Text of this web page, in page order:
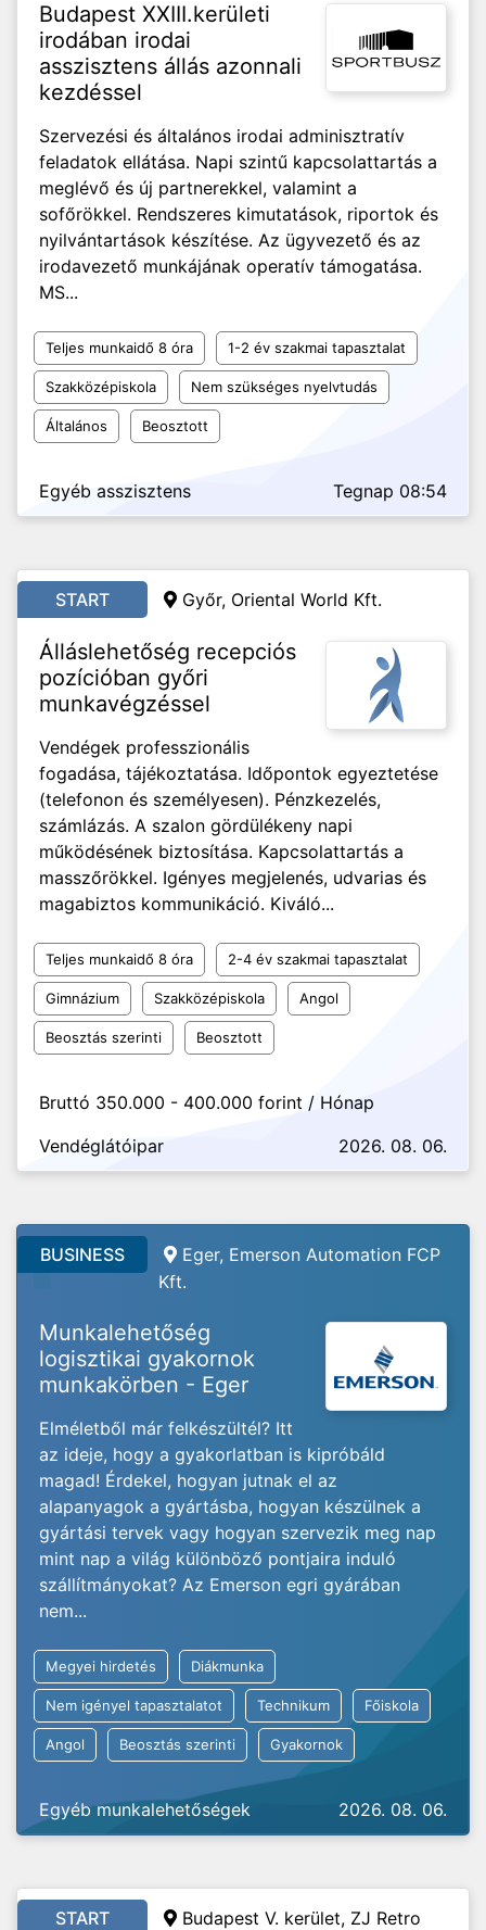
Budapest XXIII.kerületi
irodában irodai
asszisztens állás azonnali
kezdéssel
Szervezési és általános irodai adminisztratív
feladatok ellátása. Napi szintű kapcsolattartás a
meglévő és új partnerekkel, valamint a
sofőrökkel. Rendszeres kimutatások, riportok és
nyilvántartások készítése. Az ügyvezető és az
irodavezető munkájának operatív támogatása.
MS...
Teljes munkaidő 8 óra 1-2 év szakmai tapasztalat
Szakközépiskola Nem szükséges nyelvtudás
Általános Beosztott
Egyéb asszisztens Tegnap 08:54
START Győr, Oriental World Kft.
Álláslehetőség recepciós
pozícióban győri
munkavégzéssel
Vendégek professzionális
fogadása, tájékoztatása. Időpontok egyeztetése
(telefonon és személyesen). Pénzkezelés,
számlázás. A szalon gördülékeny napi
működésének biztosítása. Kapcsolattartás a
masszőrökkel. Igényes megjelenés, udvarias és
magabiztos kommunikáció. Kiváló...
Teljes munkaidő 8 óra 2-4 év szakmai tapasztalat
Gimnázium Szakközépiskola Angol
Beosztás szerinti Beosztott
Bruttó 350.000 - 400.000 forint / Hónap
Vendéglátóipar
2026. 08. 06.
BUSINESS
Eger, Emerson Automation FCP
Kft.
Munkalehetőség
logisztikai gyakornok
munkakörben - Eger
Elméletből már felkészültél? Itt
az ideje, hogy a gyakorlatban is kipróbáld
magad! Érdekel, hogyan jutnak el az
alapanyagok a gyártásba, hogyan készülnek a
gyártási tervek vagy hogyan szervezik meg nap
mint nap a világ különböző pontjaira induló
szállítmányokat? Az Emerson egri gyárában
nem...
Megyei hirdetés Diákmunka
Nem igényel tapasztalatot Technikum Főiskola
Angol Beosztás szerinti Gyakornok
Egyéb munkalehetőségek 2026. 08. 06.
START Budapest V. kerület, ZJ Retro